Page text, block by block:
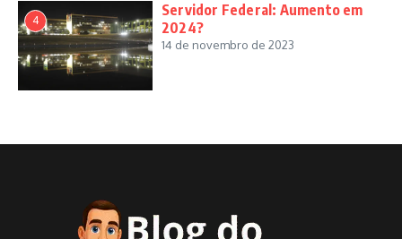
4
Servidor Federal: Aumento em
2024?
14 de novembro de 2023